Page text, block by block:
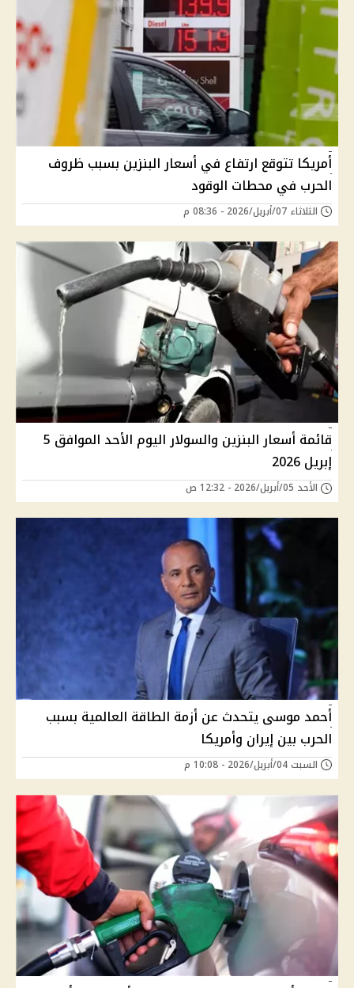
أمريكا تتوقع ارتفاع في أسعار البنزين بسبب ظروف
الحرب في محطات الوقود
الثلاثاء 07/أبريل/2026 - 08:36 م
قائمة أسعار البنزين والسولار اليوم الأحد الموافق 5
إبريل 2026
الأحد 05/أبريل/2026 - 12:32 ص
أحمد موسى يتحدث عن أزمة الطاقة العالمية بسبب
الحرب بين إيران وأمريكا
السبت 04/أبريل/2026 - 10:08 م